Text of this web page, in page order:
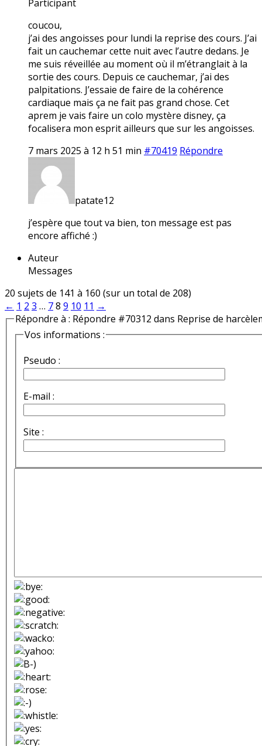
Participant
coucou,
j’ai des angoisses pour lundi la reprise des cours. J’ai
fait un cauchemar cette nuit avec l’autre dedans. Je
me suis réveillée au moment où il m’étranglait à la
sortie des cours. Depuis ce cauchemar, j’ai des
palpitations. J’essaie de faire de la cohérence
cardiaque mais ça ne fait pas grand chose. Cet
aprem je vais faire un colo mystère disney, ça
focalisera mon esprit ailleurs que sur les angoisses.
7 mars 2025 à 12 h 51 min #70419 Répondre
patate12
j’espère que tout va bien, ton message est pas
encore affiché :)
Auteur
Messages
20 sujets de 141 à 160 (sur un total de 208)
← 1 2 3 … 78 9 10 11 →
Répondre à : Répondre #70312 dans Reprise de
Vos informations :
Pseudo :
E-mail :
Site :